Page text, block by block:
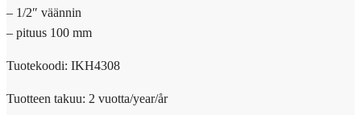
– 1/2″ väännin
– pituus 100 mm
Tuotekoodi: IKH4308
Tuotteen takuu: 2 vuotta/year/år